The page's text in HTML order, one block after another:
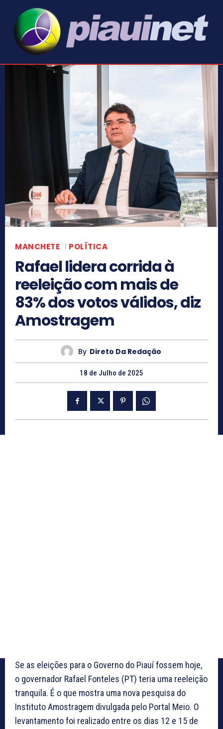
MANCHETE POLÍTICA
Rafael lidera corrida à
reeleição com mais de
83% dos votos válidos, diz
Amostragem
By Direto Da Redação
18 de Julho de 2025
Se as eleições para o Governo do Piauí fossem hoje,
o governador Rafael Fonteles (PT) teria uma reeleição
tranquila. É o que mostra uma nova pesquisa do
Instituto Amostragem divulgada pelo Portal Meio. O
levantamento foi realizado entre os dias 12 e 15 de